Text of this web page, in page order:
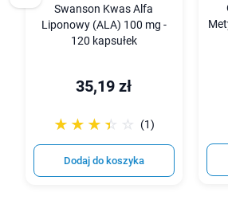
Swanson Kwas Alfa
Liponowy (ALA) 100 mg -
120 kapsułek
35,19 zł
☆☆☆☆☆
★★★★★ (1)
Dodaj do koszyka